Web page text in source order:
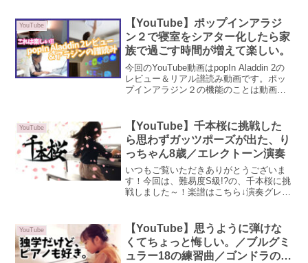
です。今回はそんな私の憧れ『宝島』で
す。みんなの心の声ちょ...
YouTube
【YouTube】ポップインアラジ
ン２で寝室をシアター化したら家
族で過ごす時間が増えて楽しい。
今回のYouTube動画はpopIn Aladdin 2の
レビュー＆リアル譜読み動画です。ポッ
プインアラジン２の機能のことは動画内
ャレかよLEDシーリングライトに高機...
YouTube
【YouTube】千本桜に挑戦した
ら思わずガッツポーズが出た、り
っちゃん8歳／エレクトーン演奏
いつもご覧いただきありがとうございま
す！今回は、難易度S級!?の、千本桜に挑
戦しました～！楽譜はこちら↓演奏グレー
ありましたが、速弾きのところを聴い
て、どうしてもこ...
YouTube
【YouTube】思うように弾けな
くてちょっと悔しい。／ブルグミ
ュラー18の練習曲／ゴンドラの船